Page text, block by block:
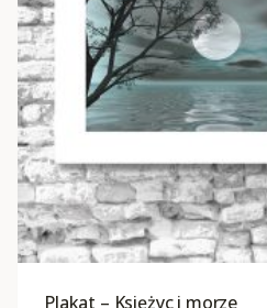
Plakat – Księżyc i morze